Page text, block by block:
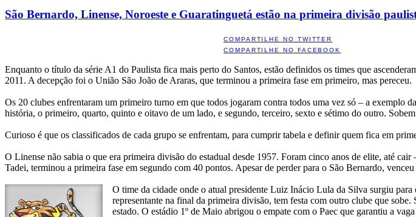
São Bernardo, Linense, Noroeste e Guaratinguetá estão na primeira divisão
COMPARTILHE NO TWITTER
COMPARTILHE NO FACEBOOK
Enquanto o título da série A1 do Paulista fica mais perto do Santos, estão definidos os times que
2011. A decepção foi o União São João de Araras, que terminou a primeira fase em primeiro, mas pereceu.
Os 20 clubes enfrentaram um primeiro turno em que todos jogaram contra todos uma vez só – a exemplo
história, o primeiro, quarto, quinto e oitavo de um lado, e segundo, terceiro, sexto e sétimo do outro.
Curioso é que os classificados de cada grupo se enfrentam, para cumprir tabela e definir quem fica em
O Linense não sabia o que era primeira divisão do estadual desde 1957. Foram cinco anos de elite, até
Tadei, terminou a primeira fase em segundo com 40 pontos. Apesar de perder para o São Bernardo,
O time da cidade onde o atual presidente Luiz Inácio Lula da Silva surgiu
representante na final da primeira divisão, tem festa com outro clube que
estado. O estádio 1º de Maio abrigou o empate com o Paec que garantiu a